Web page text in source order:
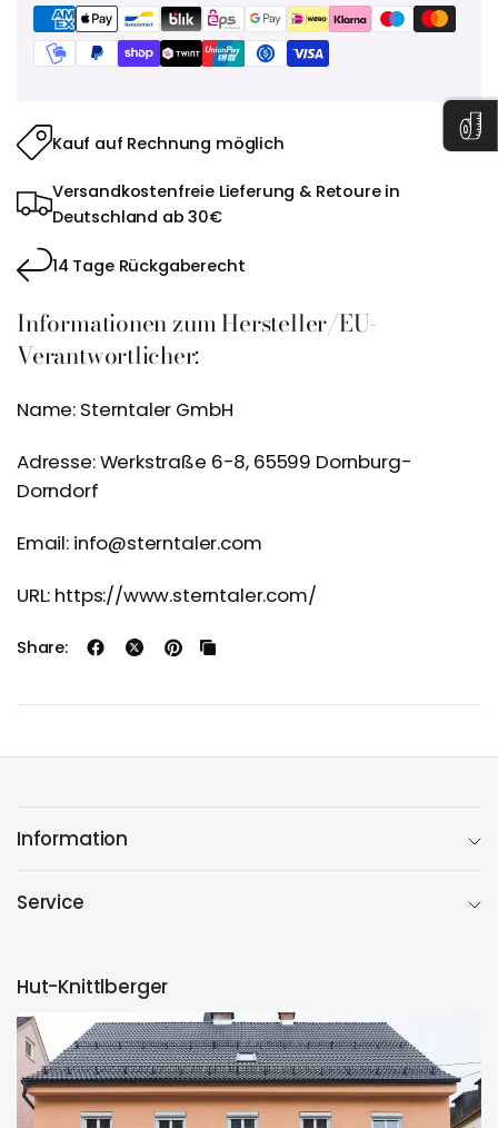
Kauf auf Rechnung möglich
Versandkostenfreie Lieferung & Retoure in
Deutschland ab 30€
14 Tage Rückgaberecht
Informationen zum Hersteller/EU-
Verantwortlicher:
Name: Sterntaler GmbH
Adresse: Werkstraße 6-8, 65599 Dornburg-
Dorndorf
Email: info@sterntaler.com
URL: https://www.sterntaler.com/
Share:
Information
Service
Hut-Knittlberger